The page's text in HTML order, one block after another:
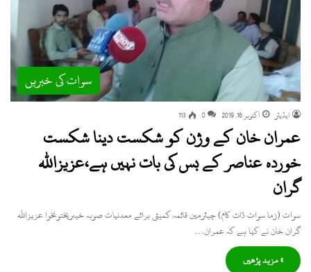
سوات کی خبریں
ایڈیٹر اکتوبر 16, 2019 0
113
عمران خان کے وژن کو شکست دینا شکست
خوردہ عناصر کے بس کی بات نہیں ہے،عزیزاللہ
گران
سوات (زما سوات ڈاٹ کام) چیئرمین قائمہ کمیٹی برائے معدنیات صوبہ خیبرپختونخوا عزیزاللہ
گران خان نے کہا ہے کہ عمران…
» مزید پڑھیں